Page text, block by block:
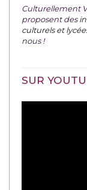
Culturellement
proposent des
culturels et
nous !
SUR